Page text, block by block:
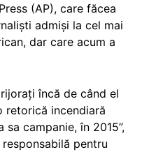
(AP), care făcea
admiși la cel mai
dar care acum a
încă de când el
retorică incendiară
campanie, în 2015”,
pentru